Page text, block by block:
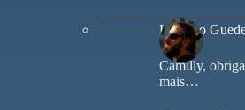
Leandro
Camilly,
mais…